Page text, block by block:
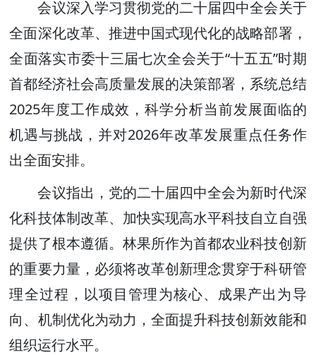
会议深入学习贯彻党的二十届四中全会关于
全面深化改革、推进中国式现代化的战略部署，
全面落实市委十三届七次全会关于“十五五”时期
首都经济社会高质量发展的决策部署，系统总结
2025年度工作成效，科学分析当前发展面临的
机遇与挑战，并对2026年改革发展重点任务作
出全面安排。
会议指出，党的二十届四中全会为新时代深
化科技体制改革、加快实现高水平科技自立自强
提供了根本遵循。林果所作为首都农业科技创新
的重要力量，必须将改革创新理念贯穿于科研管
理全过程，以项目管理为核心、成果产出为导
向、机制优化为动力，全面提升科技创新效能和
组织运行水平。